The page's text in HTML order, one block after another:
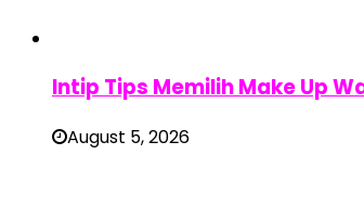
Intip Tips Memilih Make Up
August 5, 2026